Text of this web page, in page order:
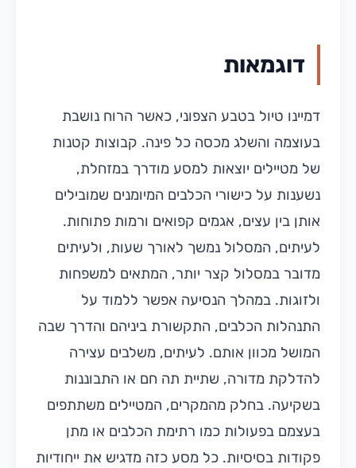
דוגמאות
דמיינו טיול בטבע הצפוני, כאשר הרוח נושבת
בעוצמה והשלג מכסה כל פינה. קבוצות קטנות
של מטיילים יוצאות למסע מודרך במזחלת,
נשענות על כישורי הכלבים המיומנים שמובילים
אותן בין עצים, אגמים קפואים ורמות פתוחות.
לעיתים, המסלול נמשך לאורך שעות, ולעיתים
מדובר במסלול קצר יותר, המתאים למשפחות
ולזוגות. במהלך הנסיעה אפשר ללמוד על
התנהלות הכלבים, התקשורת ביניהם והדרך שבה
המושל מכוון אותם. לעיתים, משלבים עצירה
להדלקת מדורה, שתיית תה חם או התבוננות
בשקיעה. בחלק מהמקרים, המטיילים משתתפים
בעצמם בפעולות כמו רתימת הכלבים או מתן
פקודות בסיסיות. כל מסע כזה מדגיש את ייחודיות